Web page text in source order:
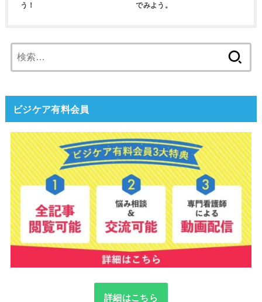
う！
でみよう。
索:
ビジケア有料会員
詳細はこちら